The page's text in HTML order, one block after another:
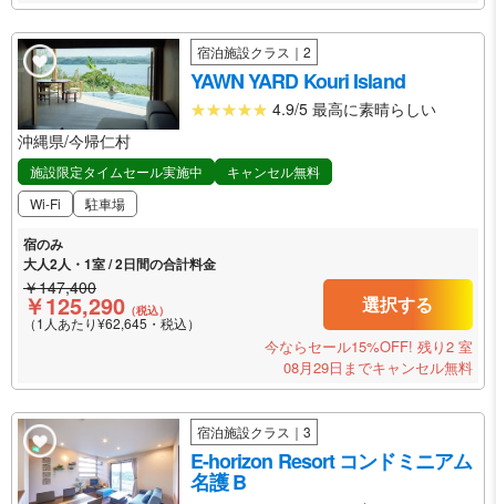
宿泊施設クラス｜2
YAWN YARD Kouri Island
4.9/5 最高に素晴らしい
沖縄県/今帰仁村
施設限定タイムセール実施中
キャンセル無料
Wi-Fi
駐車場
宿のみ
大人2人・1室 / 2日間の合計料金
￥147,400
￥125,290 （税込）
（1人あたり¥62,645・税込）
選択する
今ならセール15%OFF! 残り2 室
08月29日までキャンセル無料
宿泊施設クラス｜3
E-horizon Resort コンドミニアム
名護 B